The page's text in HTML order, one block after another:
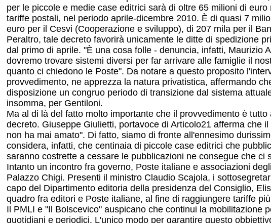
per le piccole e medie case editrici sarà di oltre 65 milioni di
tariffe postali, nel periodo aprile-dicembre 2010. È di quasi 7
euro per il Cesvi (Cooperazione e sviluppo), di 207 mila per il
Peraltro, tale decreto favorirà unicamente le ditte di spedizione
dal primo di aprile. "È una cosa folle - denuncia, infatti, Maurizio
dovremo trovare sistemi diversi per far arrivare alle famiglie il
quanto ci chiedono le Poste". Da notare a questo proposito
provvedimento, ne apprezza la natura privatistica, affermando
disposizione un congruo periodo di transizione dal sistema
insomma, per Gentiloni.
Ma al di là del fatto molto importante che il provvedimento è
decreto. Giuseppe Giulietti, portavoce di Articolo21 afferma che
non ha mai amato". Di fatto, siamo di fronte all'ennesimo
considera, infatti, che centinaia di piccole case editrici che
saranno costrette a cessare le pubblicazioni ne consegue che
Intanto un incontro fra governo, Poste italiane e associazioni
Palazzo Chigi. Presenti il ministro Claudio Scajola, i
capo del Dipartimento editoria della presidenza del Consiglio,
quadro fra editori e Poste italiane, al fine di raggiungere tariffe
Il PMLI e "Il Bolscevico" auspicano che continui la mobilitazione
quotidiani e periodici. L'unico modo per garantire questo